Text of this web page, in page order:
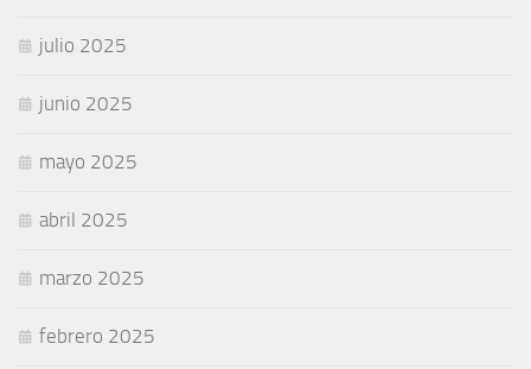
julio 2025
junio 2025
mayo 2025
abril 2025
marzo 2025
febrero 2025